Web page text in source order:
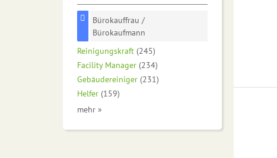
Bürokauffrau /
Bürokaufmann
Reinigungskraft (245)
Facility Manager (234)
Gebäudereiniger (231)
Helfer (159)
mehr »